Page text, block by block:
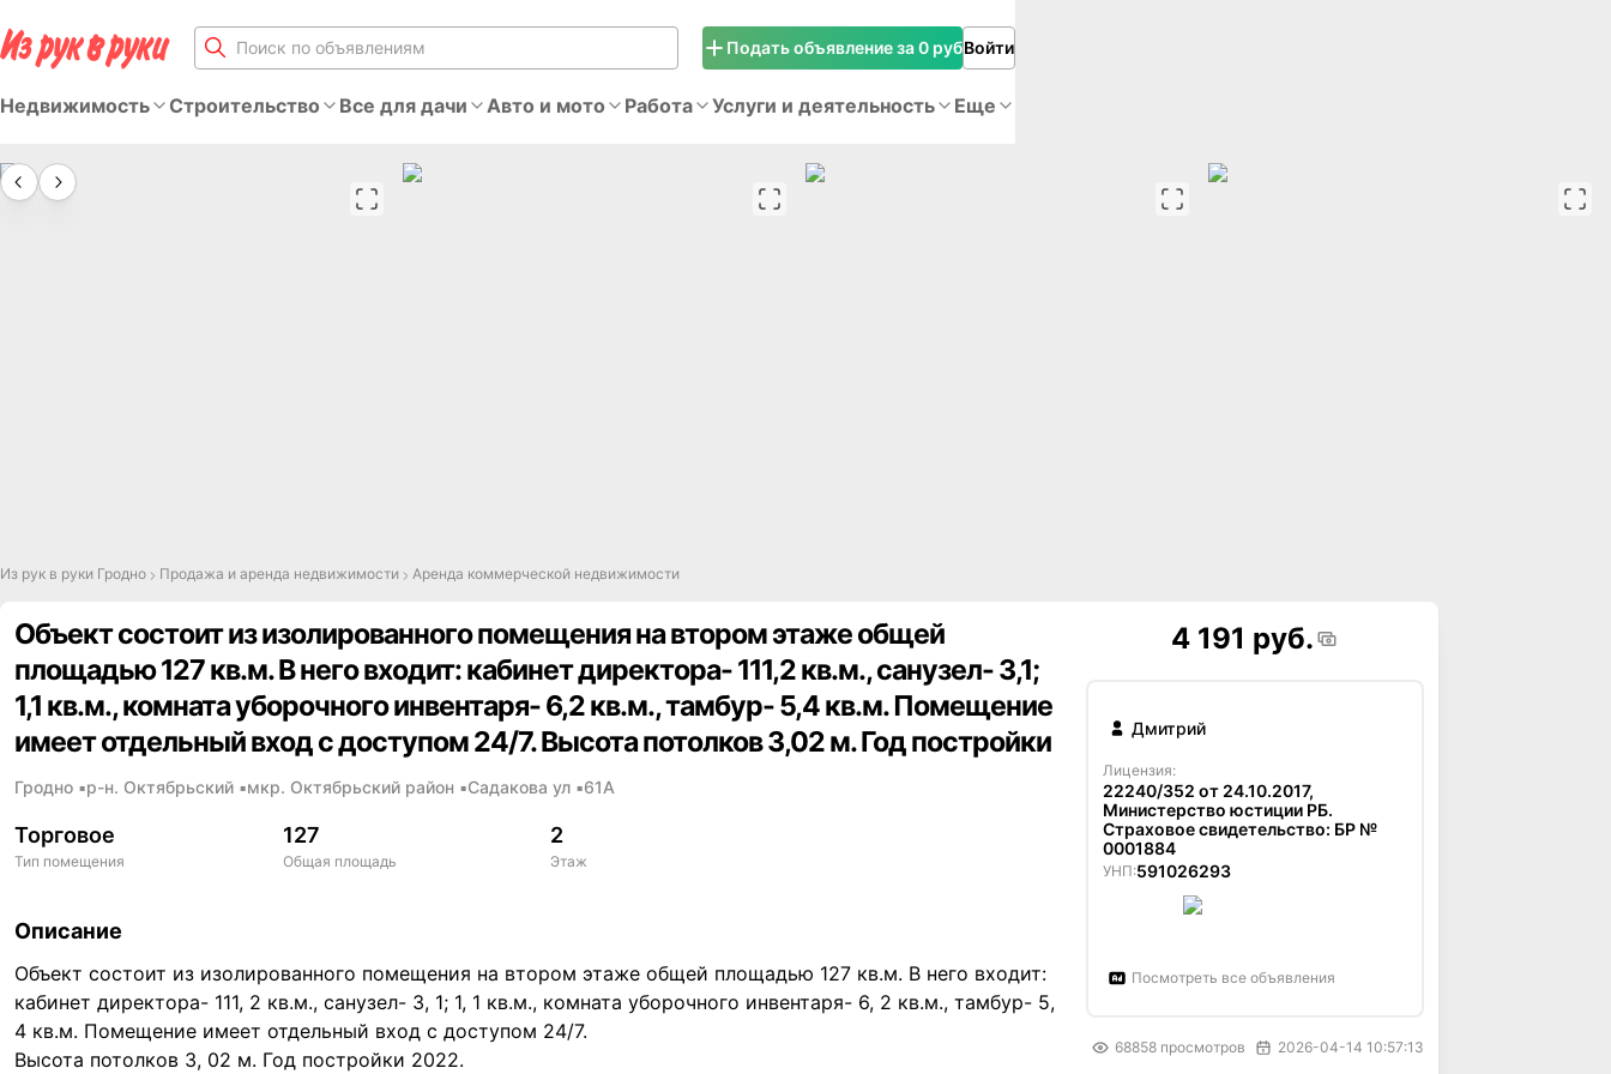
Подать объявление за 0 рубВойти
Недвижимость Строительство Все для дачи Авто и мото Работа Услуги и деятельность Еще
Из рук в руки Гродно Продажа и аренда недвижимости Аренда коммерческой недвижимости
Объект состоит из изолированного помещения на втором этаже общей
площадью 127 кв.м. В него входит: кабинет директора- 111,2 кв.м., санузел- 3,1;
1,1 кв.м., комната уборочного инвентаря- 6,2 кв.м., тамбур- 5,4 кв.м. Помещение
имеет отдельный вход с доступом 24/7. Высота потолков 3,02 м. Год постройки
Гродно ▪р-н. Октябрьский ▪мкр. Октябрьский район ▪Садакова ул ▪61А
Торговое
Тип помещения
127
Общая площадь
2
Этаж
Описание
Объект состоит из изолированного помещения на втором этаже общей площадью 127 кв.м. В него входит:
кабинет директора- 111, 2 кв.м., санузел- 3, 1; 1, 1 кв.м., комната уборочного инвентаря- 6, 2 кв.м., тамбур- 5,
4 кв.м. Помещение имеет отдельный вход с доступом 24/7.
Высота потолков 3, 02 м. Год постройки 2022.
4 191 руб.
Дмитрий
Лицензия:
22240/352 от 24.10.2017,
Министерство юстиции РБ.
Страховое свидетельство: БР №
0001884
УНП:591026293
Посмотреть все объявления
68858 просмотров 2026-04-14 10:57:13